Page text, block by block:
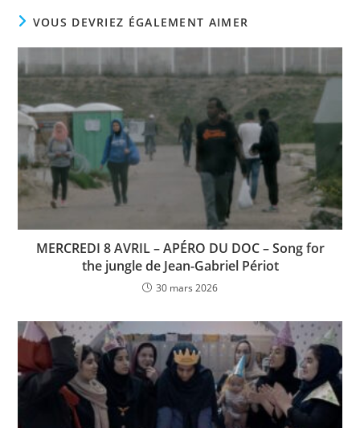
VOUS DEVRIEZ ÉGALEMENT AIMER
MERCREDI 8 AVRIL – APÉRO DU DOC – Song for
the jungle de Jean-Gabriel Périot
30 mars 2026